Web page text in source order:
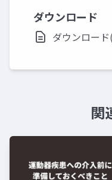
ダウンロード
ダウンロー
関